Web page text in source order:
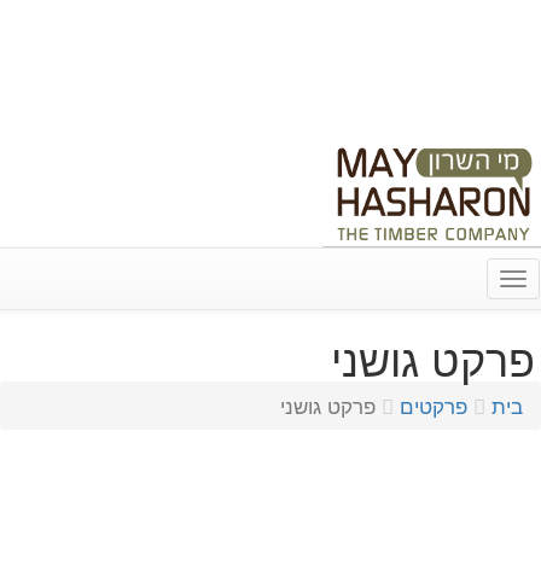
Toggle
navigation
פרקט גושני
בית פרקטים פרקט גושני